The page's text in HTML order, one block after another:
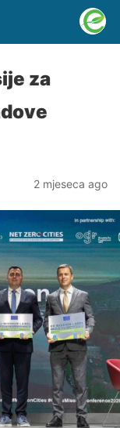
za
2 mjeseca ago